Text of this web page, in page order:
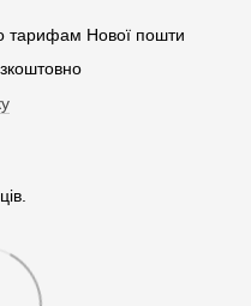
тарифам Нової пошти